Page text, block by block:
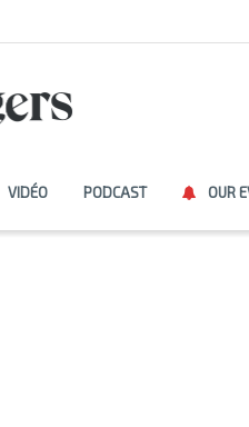
VIDÉO PODCAST OUR